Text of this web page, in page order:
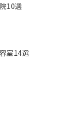
10選
室14選